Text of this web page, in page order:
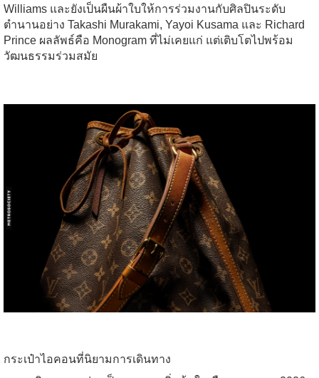
Williams และยังเป็นผืนผ้าใบให้การร่วมงานกับศิลปินระดับ
ตำนานอย่าง Takashi Murakami, Yayoi Kusama และ Richard
Prince ผลลัพธ์คือ Monogram ที่ไม่เคยแก่ แต่เติบโตไปพร้อม
วัฒนธรรมร่วมสมัย
กระเป๋าไอคอนที่นิยามการเดินทาง